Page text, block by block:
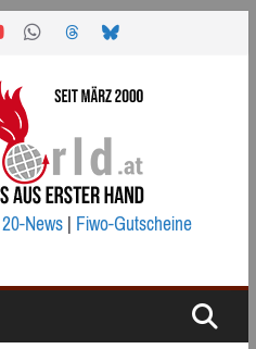
News|Fiwo-Gutscheine